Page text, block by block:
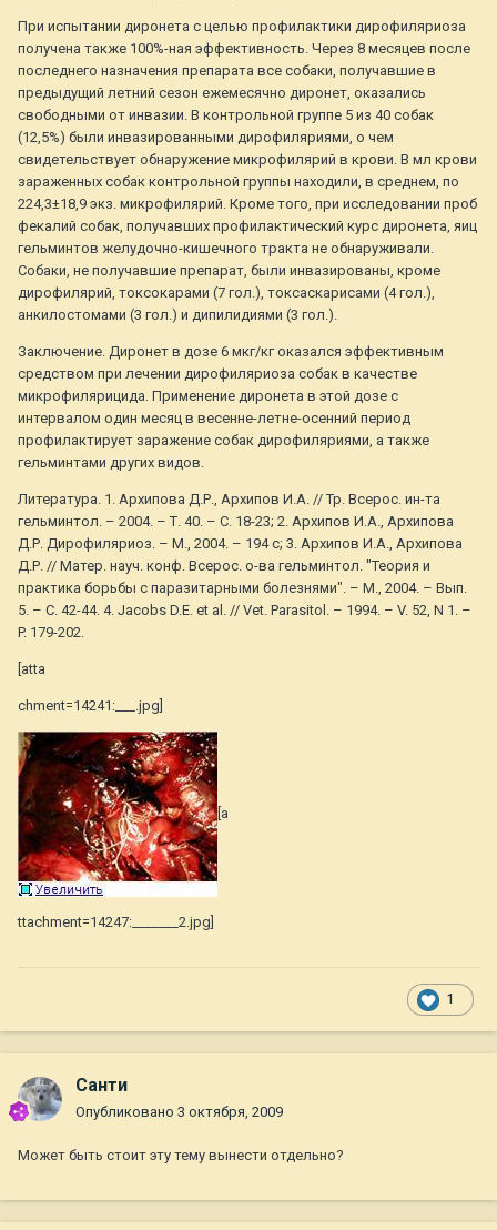
При испытании диронета с целью профилактики дирофиляриоза
получена также 100%-ная эффективность. Через 8 месяцев после
последнего назначения препарата все собаки, получавшие в
предыдущий летний сезон ежемесячно диронет, оказались
свободными от инвазии. В контрольной группе 5 из 40 собак
(12,5%) были инвазированными дирофиляриями, о чем
свидетельствует обнаружение микрофилярий в крови. В мл крови
зараженных собак контрольной группы находили, в среднем, по
224,3±18,9 экз. микрофилярий. Кроме того, при исследовании проб
фекалий собак, получавших профилактический курс диронета, яиц
гельминтов желудочно-кишечного тракта не обнаруживали.
Собаки, не получавшие препарат, были инвазированы, кроме
дирофилярий, токсокарами (7 гол.), токсаскарисами (4 гол.),
анкилостомами (3 гол.) и дипилидиями (3 гол.).
Заключение. Диронет в дозе 6 мкг/кг оказался эффективным
средством при лечении дирофиляриоза собак в качестве
микрофилярицида. Применение диронета в этой дозе с
интервалом один месяц в весенне-летне-осенний период
профилактирует заражение собак дирофиляриями, а также
гельминтами других видов.
Литература. 1. Архипова Д.Р., Архипов И.А. // Тр. Всерос. ин-та
гельминтол. – 2004. – Т. 40. – С. 18-23; 2. Архипов И.А., Архипова
Д.Р. Дирофиляриоз. – М., 2004. – 194 с; 3. Архипов И.А., Архипова
Д.Р. // Матер. науч. конф. Всерос. о-ва гельминтол. "Теория и
практика борьбы с паразитарными болезнями". – М., 2004. – Вып.
5. – С. 42-44. 4. Jacobs D.E. et al. // Vet. Parasitol. – 1994. – V. 52, N 1. –
P. 179-202.
[atta
chment=14241:___.jpg]
[a
ttachment=14247:_______2.jpg]
1
Санти
Опубликовано 3 октября, 2009
Может быть стоит эту тему вынести отдельно?